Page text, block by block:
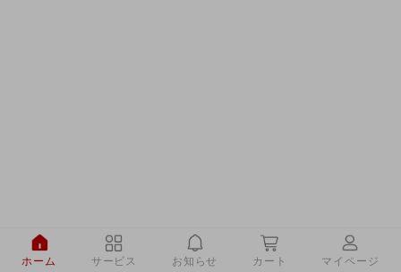
ホーム サービス お知らせ カート マイページ